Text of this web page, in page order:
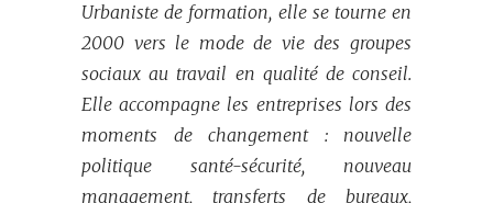
Urbaniste de formation, elle se tourne en
2000 vers le mode de vie des groupes
sociaux au travail en qualité de conseil.
Elle accompagne les entreprises lors des
moments de changement : nouvelle
politique santé-sécurité, nouveau
management, transferts de bureaux,